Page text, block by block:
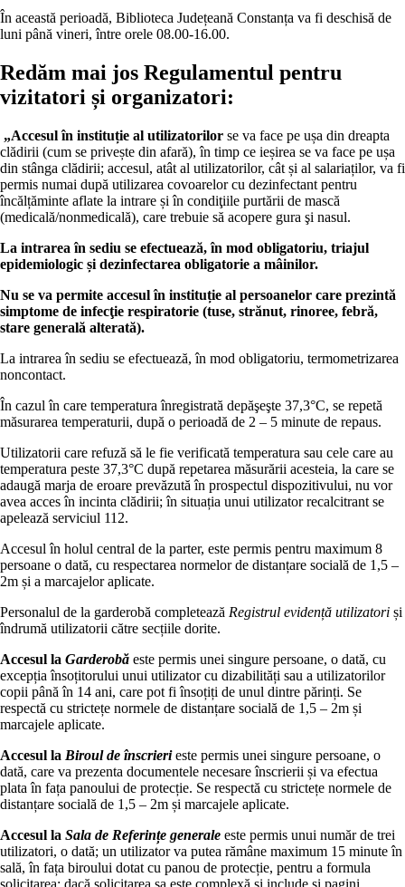
În această perioadă, Biblioteca Județeană Constanța va fi deschisă de
luni până vineri, între orele 08.00-16.00.
Redăm mai jos Regulamentul pentru
vizitatori și organizatori:
„Accesul în instituție al utilizatorilor se va face pe ușa din dreapta
clădirii (cum se privește din afară), în timp ce ieșirea se va face pe ușa
din stânga clădirii; accesul, atât al utilizatorilor, cât și al salariaților, va fi
permis numai după utilizarea covoarelor cu dezinfectant pentru
încălțăminte aflate la intrare și în condiţiile purtării de mască
(medicală/nonmedicală), care trebuie să acopere gura şi nasul.
La intrarea în sediu se efectuează, în mod obligatoriu, triajul
epidemiologic și dezinfectarea obligatorie a mâinilor.
Nu se va permite accesul în instituție al persoanelor care prezintă
simptome de infecţie respiratorie (tuse, strănut, rinoree, febră,
stare generală alterată).
La intrarea în sediu se efectuează, în mod obligatoriu, termometrizarea
noncontact.
În cazul în care temperatura înregistrată depăşeşte 37,3°C, se repetă
măsurarea temperaturii, după o perioadă de 2 – 5 minute de repaus.
Utilizatorii care refuză să le fie verificată temperatura sau cele care au
temperatura peste 37,3°C după repetarea măsurării acesteia, la care se
adaugă marja de eroare prevăzută în prospectul dispozitivului, nu vor
avea acces în incinta clădirii; în situația unui utilizator recalcitrant se
apelează serviciul 112.
Accesul în holul central de la parter, este permis pentru maximum 8
persoane o dată, cu respectarea normelor de distanțare socială de 1,5 –
2m și a marcajelor aplicate.
Personalul de la garderobă completează Registrul evidență utilizatori și
îndrumă utilizatorii către secțiile dorite.
Accesul la Garderobă este permis unei singure persoane, o dată, cu
excepția însoțitorului unui utilizator cu dizabilități sau a utilizatorilor
copii până în 14 ani, care pot fi însoțiți de unul dintre părinți. Se
respectă cu strictețe normele de distanțare socială de 1,5 – 2m și
marcajele aplicate.
Accesul la Biroul de înscrieri este permis unei singure persoane, o
dată, care va prezenta documentele necesare înscrierii și va efectua
plata în fața panoului de protecție. Se respectă cu strictețe normele de
distanțare socială de 1,5 – 2m și marcajele aplicate.
Accesul la Sala de Referințe generale este permis unui număr de trei
utilizatori, o dată; un utilizator va putea rămâne maximum 15 minute în
sală, în fața biroului dotat cu panou de protecție, pentru a formula
solicitarea; dacă solicitarea sa este complexă și include și pagini